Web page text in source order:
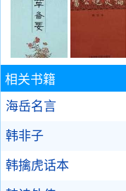
相关书籍
海岳名言
韩非子
韩擒虎话本